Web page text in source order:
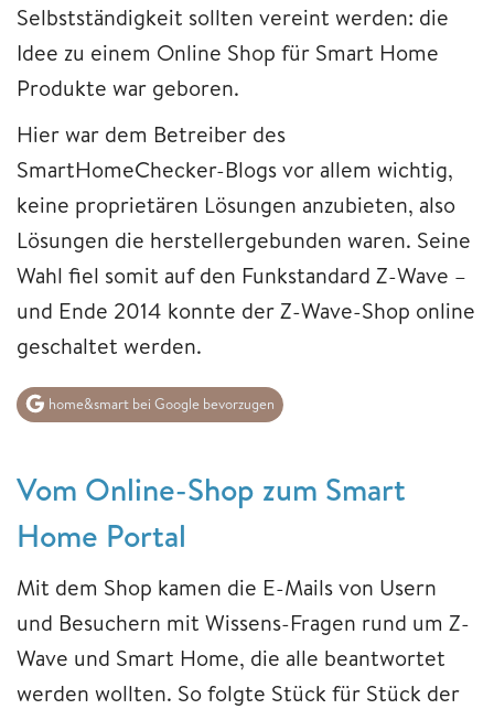
Selbstständigkeit sollten vereint werden: die
Idee zu einem Online Shop für Smart Home
Produkte war geboren.
Hier war dem Betreiber des
SmartHomeChecker-Blogs vor allem wichtig,
keine proprietären Lösungen anzubieten, also
Lösungen die herstellergebunden waren. Seine
Wahl fiel somit auf den Funkstandard Z-Wave –
und Ende 2014 konnte der Z-Wave-Shop online
geschaltet werden.
home&smart bei Google bevorzugen
Vom Online-Shop zum Smart
Home Portal
Mit dem Shop kamen die E-Mails von Usern
und Besuchern mit Wissens-Fragen rund um Z-
Wave und Smart Home, die alle beantwortet
werden wollten. So folgte Stück für Stück der